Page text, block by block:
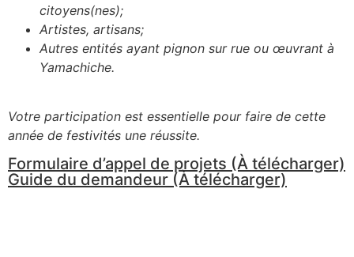
citoyens(nes);
Artistes, artisans;
Autres entités ayant pignon sur rue ou œuvrant à
Yamachiche.
Votre participation est essentielle pour faire de cette
année de festivités une réussite.
Formulaire d’appel de projets (À télécharger)
Guide du demandeur (À télécharger)